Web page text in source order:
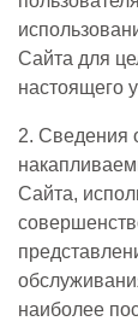
Сайта для
настоящего
2. Сведения
Сайта,
наиболее